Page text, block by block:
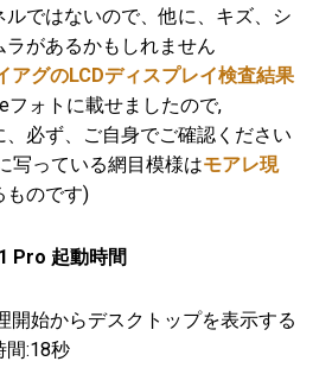
ルではないので、他に、キズ、シ
ラがあるかもしれません
アグのLCDディスプレイ検査結果
フォトに載せましたので,
、必ず、ご自身でご確認ください
写っている網目模様はモアレ現
ものです)
Pro 起動時間
開始からデスクトップを表示する
間:18秒